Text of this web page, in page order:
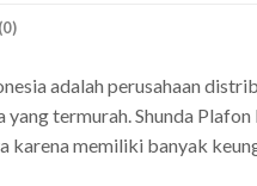
adalah perusahaan
yang termurah. Shunda
karena memiliki banyak